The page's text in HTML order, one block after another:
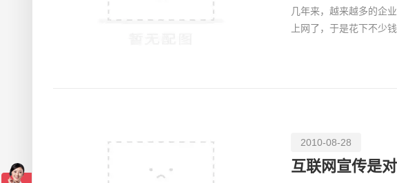
几年来，越来越多的企
上网了，于是花下不少
2010-08-28
互联网宣传是